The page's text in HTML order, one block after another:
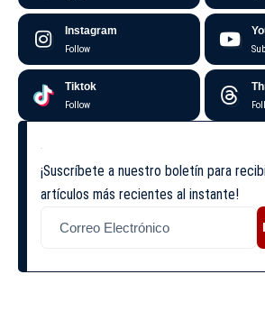
Instagram
Follow
Tiktok
Follow
¡Suscríbete a nuestro boletín para
artículos más recientes al instante!